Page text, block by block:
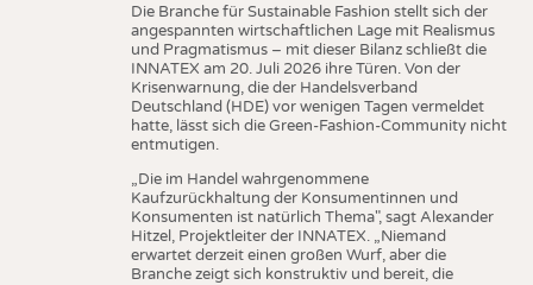
Die Branche für Sustainable Fashion stellt sich der
angespannten wirtschaftlichen Lage mit Realismus
und Pragmatismus – mit dieser Bilanz schließt die
INNATEX am 20. Juli 2026 ihre Türen. Von der
Krisenwarnung, die der Handelsverband
Deutschland (HDE) vor wenigen Tagen vermeldet
hatte, lässt sich die Green-Fashion-Community nicht
entmutigen.
„Die im Handel wahrgenommene
Kaufzurückhaltung der Konsumentinnen und
Konsumenten ist natürlich Thema", sagt Alexander
Hitzel, Projektleiter der INNATEX. „Niemand
erwartet derzeit einen großen Wurf, aber die
Branche zeigt sich konstruktiv und bereit, die